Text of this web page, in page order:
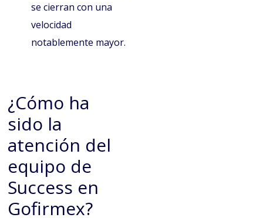
se cierran con una
velocidad
notablemente mayor.
¿Cómo ha
sido la
atención del
equipo de
Success en
Gofirmex?